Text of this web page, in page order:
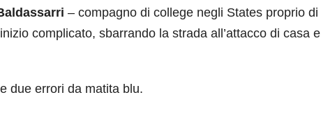
– compagno di college negli States proprio di
complicato, sbarrando la strada all’attacco di casa e
due errori da matita blu.